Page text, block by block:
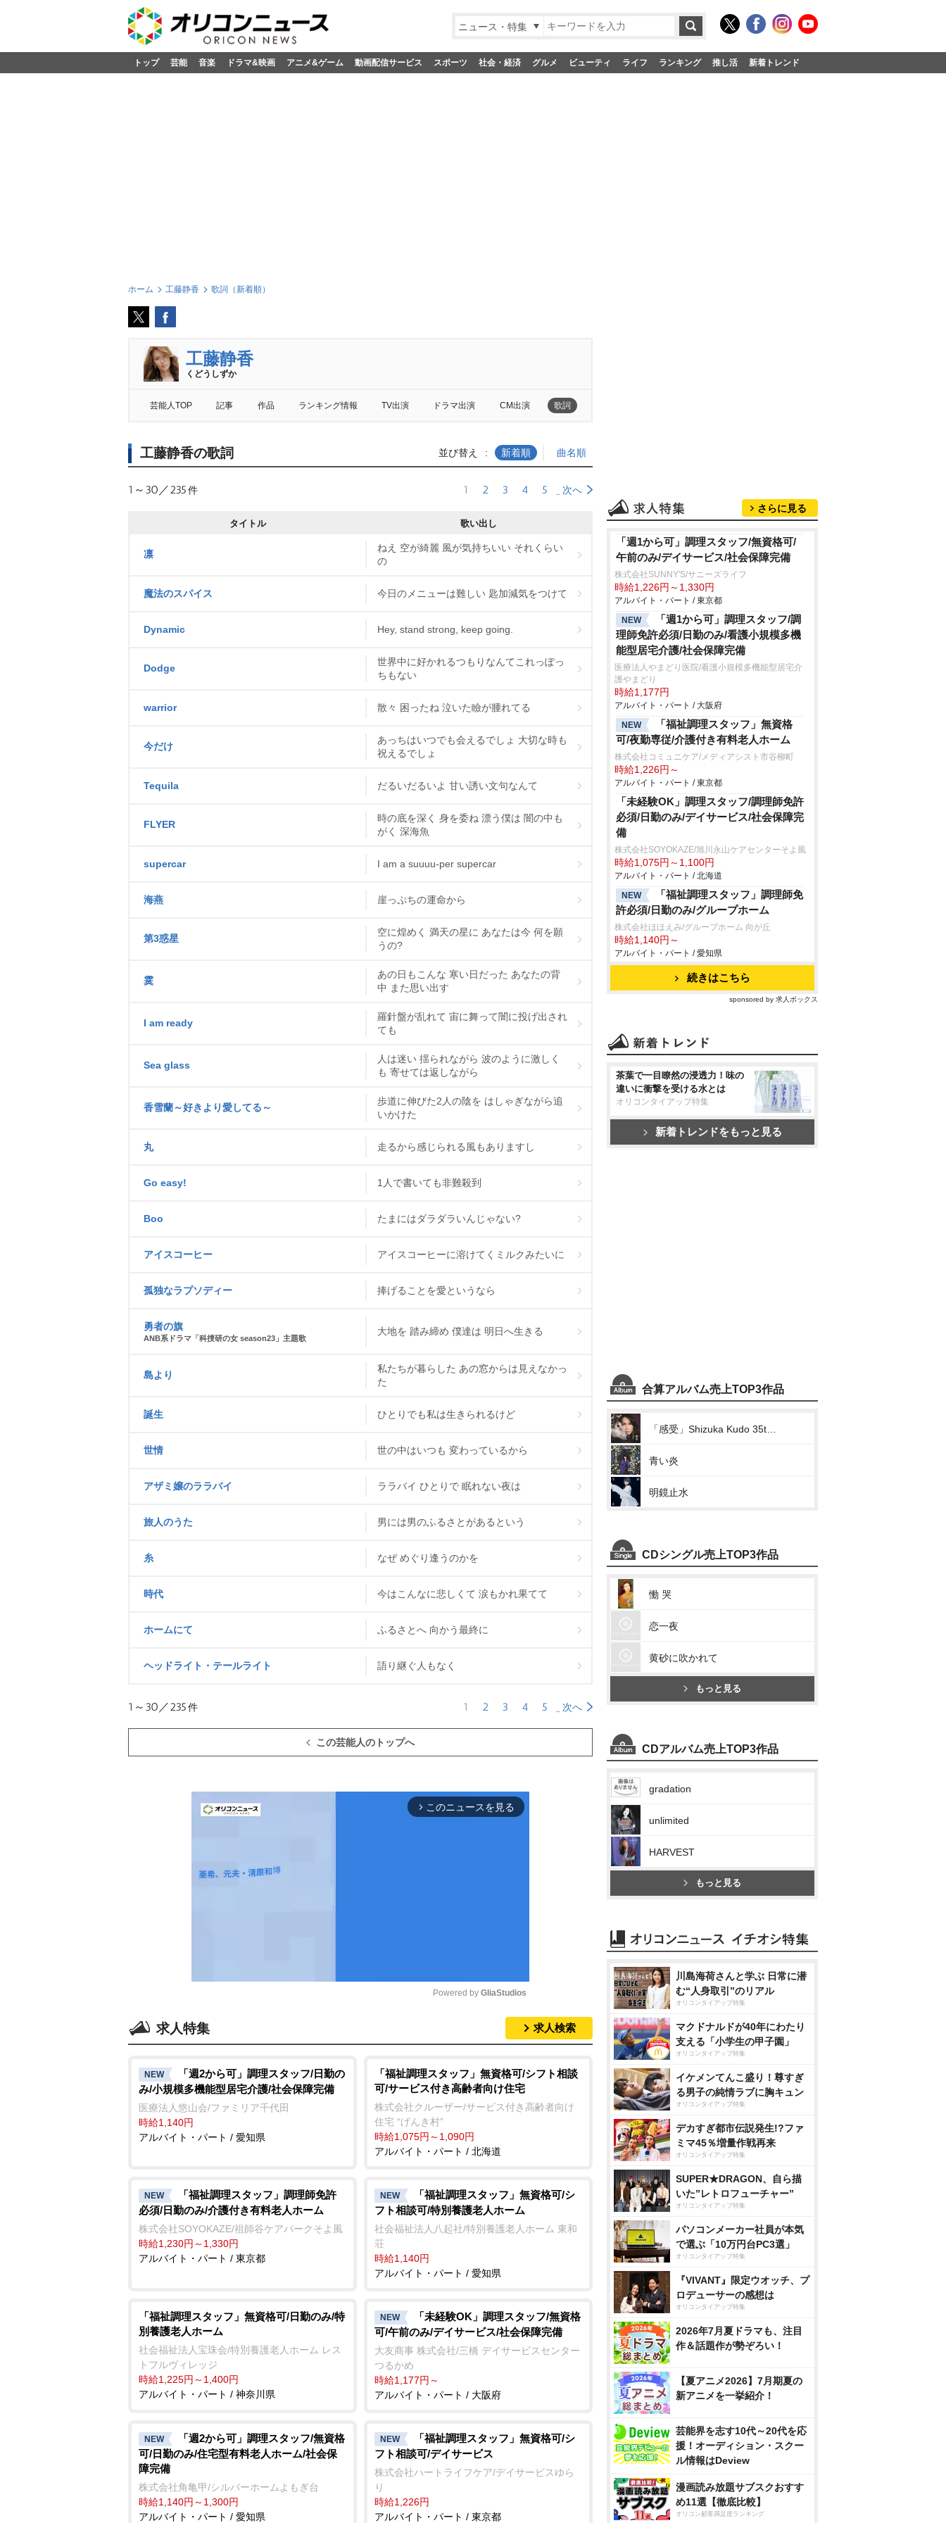
ニュース・特集
トップ 芸能 音楽 ドラマ&映画 アニメ&ゲーム 動画配信サービス スポーツ 社会・経済 グルメ ビューティ ライフ ランキング 推し活 新着トレンド
ホーム 工藤静香 歌詞（新着順）
工藤静香
くどうしずか
芸能人TOP 記事 作品 ランキング情報 TV出演 ドラマ出演 CM出演 歌詞
工藤静香の歌詞 並び替え 新着順 曲名順
1～30／235件 1 2 3 4 5 次へ
タイトル 歌い出し
凛
ねえ 空が綺麗 風が気持ちいい それくらい
の
魔法のスパイス 今日のメニューは難しい 匙加減気をつけて
Dynamic Hey, stand strong, keep going.
Dodge
世界中に好かれるつもりなんてこれっぽっ
ちもない
warrior 散々 困ったね 泣いた瞼が腫れてる
今だけ
あっちはいつでも会えるでしょ 大切な時も
祝えるでしょ
Tequila だるいだるいよ 甘い誘い文句なんて
FLYER
時の底を深く 身を委ね 漂う僕は 闇の中も
がく 深海魚
supercar I am a suuuu-per supercar
海燕 崖っぷちの運命から
第3惑星
空に煌めく 満天の星に あなたは今 何を願
うの?
霙
あの日もこんな 寒い日だった あなたの背
中 また思い出す
I am ready
羅針盤が乱れて 宙に舞って闇に投げ出され
ても
Sea glass
人は迷い 揺られながら 波のように激しく
も 寄せては返しながら
香雪蘭～好きより愛してる～
歩道に伸びた2人の陰を はしゃぎながら追
いかけた
丸 走るから感じられる風もありますし
Go easy! 1人で書いても非難殺到
Boo たまにはダラダラいんじゃない?
アイスコーヒー アイスコーヒーに溶けてくミルクみたいに
孤独なラプソディー 捧げることを愛というなら
勇者の旗
ANB系ドラマ「科捜研の女 season23」主題歌
大地を 踏み締め 僕達は 明日へ生きる
島より
私たちが暮らした あの窓からは見えなかっ
た
誕生 ひとりでも私は生きられるけど
世情 世の中はいつも 変わっているから
アザミ嬢のララバイ ララバイ ひとりで 眠れない夜は
旅人のうた 男には男のふるさとがあるという
糸 なぜ めぐり逢うのかを
時代 今はこんなに悲しくて 涙もかれ果てて
ホームにて ふるさとへ 向かう最終に
ヘッドライト・テールライト 語り継ぐ人もなく
1～30／235件 1 2 3 4 5 次へ
この芸能人のトップへ
arrow_forward_ios このニュースを見る
e
Powered by GliaStudios
求人特集 求人検索
NEW
「週2から可」調理スタッフ/日勤の
み/小規模多機能型居宅介護/社会保障完備
医療法人悠山会/ファミリア千代田
時給1,140円
アルバイト・パート / 愛知県
「福祉調理スタッフ」無資格可/シフト相談
可/サービス付き高齢者向け住宅
株式会社クルーザー/サービス付き高齢者向け
住宅 “げんき村”
時給1,075円～1,090円
アルバイト・パート / 北海道
NEW
「福祉調理スタッフ」調理師免許
必須/日勤のみ/介護付き有料老人ホーム
株式会社SOYOKAZE/祖師谷ケアパークそよ風
時給1,230円～1,330円
アルバイト・パート / 東京都
NEW
「福祉調理スタッフ」無資格可/シ
フト相談可/特別養護老人ホーム
社会福祉法人八起社/特別養護老人ホーム 東和
荘
時給1,140円
アルバイト・パート / 愛知県
「福祉調理スタッフ」無資格可/日勤のみ/特
別養護老人ホーム
社会福祉法人宝珠会/特別養護老人ホーム レス
トフルヴィレッジ
時給1,225円～1,400円
アルバイト・パート / 神奈川県
NEW
「未経験OK」調理スタッフ/無資格
可/午前のみ/デイサービス/社会保障完備
大友商事 株式会社/三橋 デイサービスセンター
つるかめ
時給1,177円～
アルバイト・パート / 大阪府
NEW
「週2から可」調理スタッフ/無資格
可/日勤のみ/住宅型有料老人ホーム/社会保
障完備
株式会社角亀甲/シルバーホームよもぎ台
時給1,140円～1,300円
アルバイト・パート / 愛知県
NEW
「福祉調理スタッフ」無資格可/シ
フト相談可/デイサービス
株式会社ハートライフケア/デイサービスゆら
り
時給1,226円
アルバイト・パート / 東京都
さらに見る
「週1から可」調理スタッフ/無資格可/
午前のみ/デイサービス/社会保障完備
株式会社SUNNY'S/サニーズライフ
時給1,226円～1,330円
アルバイト・パート / 東京都
NEW
「週1から可」調理スタッフ/調
理師免許必須/日勤のみ/看護小規模多機
能型居宅介護/社会保障完備
医療法人やまどり医院/看護小規模多機能型居宅介
護やまどり
時給1,177円
アルバイト・パート / 大阪府
NEW
「福祉調理スタッフ」無資格
可/夜勤専従/介護付き有料老人ホーム
株式会社コミュニケア/メディアシスト市谷柳町
時給1,226円～
アルバイト・パート / 東京都
「未経験OK」調理スタッフ/調理師免許
必須/日勤のみ/デイサービス/社会保障完
備
株式会社SOYOKAZE/旭川永山ケアセンターそよ風
時給1,075円～1,100円
アルバイト・パート / 北海道
NEW
「福祉調理スタッフ」調理師免
許必須/日勤のみ/グループホーム
株式会社ほほえみ/グループホーム 向が丘
時給1,140円～
アルバイト・パート / 愛知県
続きはこちら
sponsored by 求人ボックス
茶葉で一目瞭然の浸透力！味の
違いに衝撃を受ける水とは
オリコンタイアップ特集
新着トレンドをもっと見る
合算アルバム売上TOP3作品
青い炎
明鏡止水
CDシングル売上TOP3作品
慟 哭
恋一夜
黄砂に吹かれて
もっと見る
CDアルバム売上TOP3作品
gradation
unlimited
HARVEST
もっと見る
川島海荷さんと学ぶ 日常に潜
む“人身取引”のリアル
オリコンタイアップ特集
マクドナルドが40年にわたり
支える「小学生の甲子園」
オリコンタイアップ特集
イケメンてんこ盛り！尊すぎ
る男子の純情ラブに胸キュン
オリコンタイアップ特集
デカすぎ都市伝説発生!?ファ
ミマ45％増量作戦再来
オリコンタイアップ特集
SUPER★DRAGON、自ら描
いた”レトロフューチャー”
オリコンタイアップ特集
パソコンメーカー社員が本気
で選ぶ「10万円台PC3選」
オリコンタイアップ特集
『VIVANT』限定ウオッチ、プ
ロデューサーの感想は
オリコンタイアップ特集
2026年7月夏ドラマも、注目
作＆話題作が勢ぞろい！
【夏アニメ2026】7月期夏の
新アニメを一挙紹介！
芸能界を志す10代～20代を応
援！オーディション・スクー
ル情報はDeview
漫画読み放題サブスクおすす
め11選【徹底比較】
オリコン顧客満足度ランキング